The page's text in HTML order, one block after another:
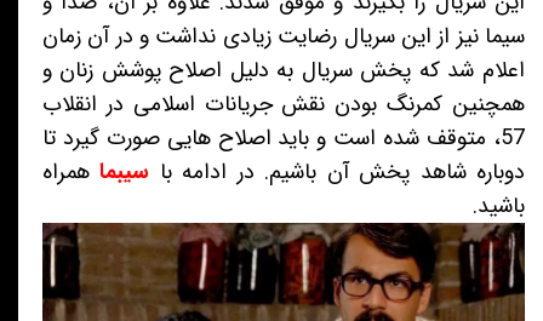
سیما نیز از این سریال رضایت زیادی نداشت و در آن زمان
اعلام شد که پخش سریال به دلیل اصلاح پوشش زنان و
همچنین کمرنگ بودن نقش جریانات اسلامی در انقلاب
57، متوقف شده است و باید اصلاح هایی صورت گیرد تا
دوباره شاهد پخش آن باشیم. در ادامه با سیبما همراه
باشید.